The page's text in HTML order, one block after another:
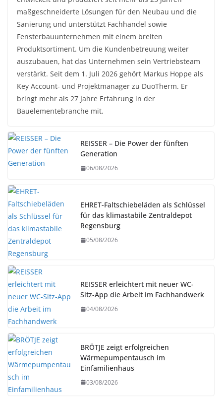
maßgeschneiderte Lösungen für den Neubau und die
Sanierung und unterstützt Fachhandel sowie
Fensterbauunternehmen mit einem breiten
Produktsortiment. Um die Kundenbetreuung weiter
auszubauen, hat das Unternehmen sein Vertriebsteam
verstärkt. Seit dem 1. Juli 2026 gehört Markus Hoppe als
Key Account- und Projektmanager zu DuoTherm. Er
bringt mehr als 27 Jahre Erfahrung in der
Bauelementebranche mit.
REISSER – Die Power der fünften
Generation
06/08/2026
EHRET-Faltschiebeläden als Schlüssel
für das klimastabile Zentraldepot
Regensburg
05/08/2026
REISSER erleichtert mit neuer WC-
Sitz-App die Arbeit im Fachhandwerk
04/08/2026
BRÖTJE zeigt erfolgreichen
Wärmepumpentausch im
Einfamilienhaus
03/08/2026